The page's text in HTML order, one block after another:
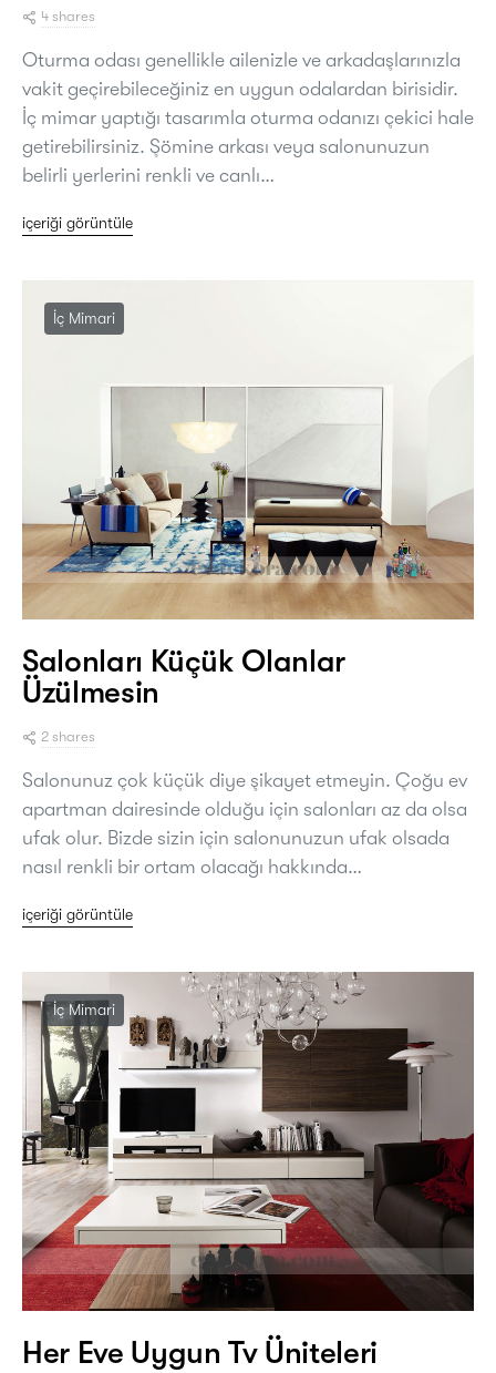
4 shares
Oturma odası genellikle ailenizle ve arkadaşlarınızla
vakit geçirebileceğiniz en uygun odalardan birisidir.
İç mimar yaptığı tasarımla oturma odanızı çekici hale
getirebilirsiniz. Şömine arkası veya salonunuzun
belirli yerlerini renkli ve canlı…
içeriği görüntüle
İç Mimari
Salonları Küçük Olanlar
Üzülmesin
2 shares
Salonunuz çok küçük diye şikayet etmeyin. Çoğu ev
apartman dairesinde olduğu için salonları az da olsa
ufak olur. Bizde sizin için salonunuzun ufak olsada
nasıl renkli bir ortam olacağı hakkında…
içeriği görüntüle
İç Mimari
Her Eve Uygun Tv Üniteleri